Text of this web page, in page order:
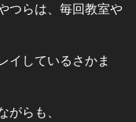
つらは、毎回教室や
イしているさかま
がらも、